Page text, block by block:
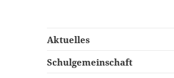
Aktuelles
Schulgemeinschaft